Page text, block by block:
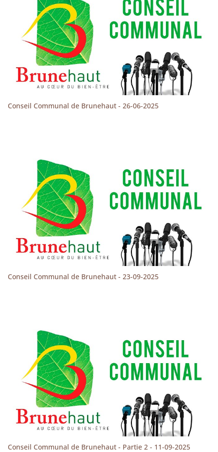
Conseil Communal de Brunehaut - 26-06-2025
Conseil Communal de Brunehaut - 23-09-2025
Conseil Communal de Brunehaut - Partie 2 - 11-09-2025